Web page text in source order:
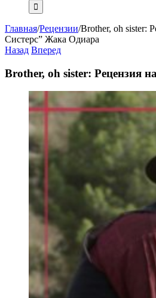
Главная/Рецензии/Brother, oh sister:
Систерс” Жака Одиара
Назад Вперед
Brother, oh sister: Рецензия